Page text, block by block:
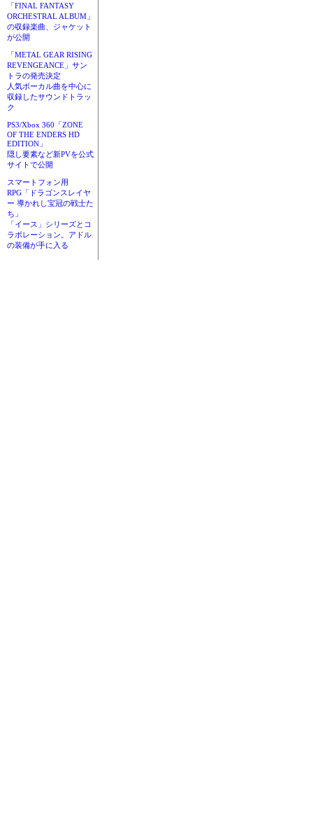
「FINAL FANTASY
ORCHESTRAL ALBUM」
の収録楽曲、ジャケット
が公開
「METAL GEAR RISING
REVENGEANCE」サン
トラの発売決定
人気ボーカル曲を中心に
収録したサウンドトラッ
ク
PS3/Xbox 360「ZONE
OF THE ENDERS HD
EDITION」
隠し要素など新PVを公式
サイトで公開
スマートフォン用
RPG「ドラゴンスレイヤ
ー 導かれし宝冠の戦士た
ち」
「イース」シリーズとコ
ラボレーション。アドル
の装備が手に入る